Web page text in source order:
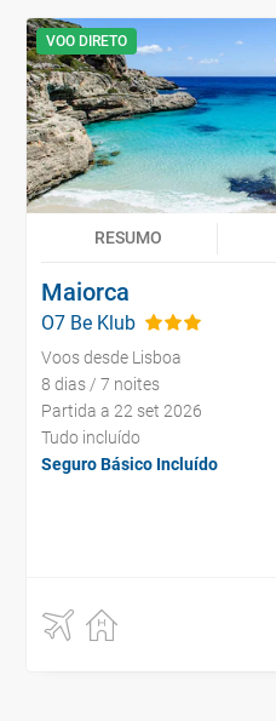
VOO DIRETO
RESUMO
Maiorca
O7 Be Klub
Voos desde Lisboa
8 dias / 7 noites
Partida a 22 set 2026
Tudo incluído
Seguro Básico Incluído